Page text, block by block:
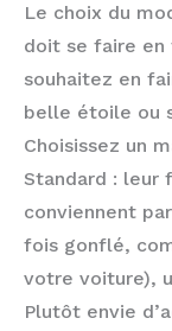
Le choix du
doit se faire en
souhaitez en
belle étoile ou
Choisissez un
Standard : leur
conviennent
fois gonflé,
votre voiture),
Plutôt envie